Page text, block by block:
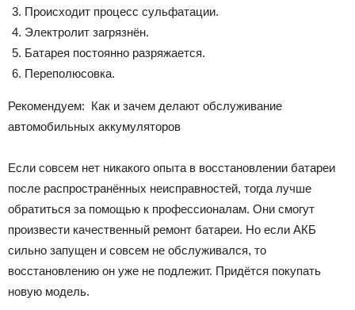
Происходит процесс сульфатации.
Электролит загрязнён.
Батарея постоянно разряжается.
Переполюсовка.
Рекомендуем: Как и зачем делают обслуживание
автомобильных аккумуляторов
Если совсем нет никакого опыта в восстановлении батареи
после распространённых неисправностей, тогда лучше
обратиться за помощью к профессионалам. Они смогут
произвести качественный ремонт батареи. Но если АКБ
сильно запущен и совсем не обслуживался, то
восстановлению он уже не подлежит. Придётся покупать
новую модель.